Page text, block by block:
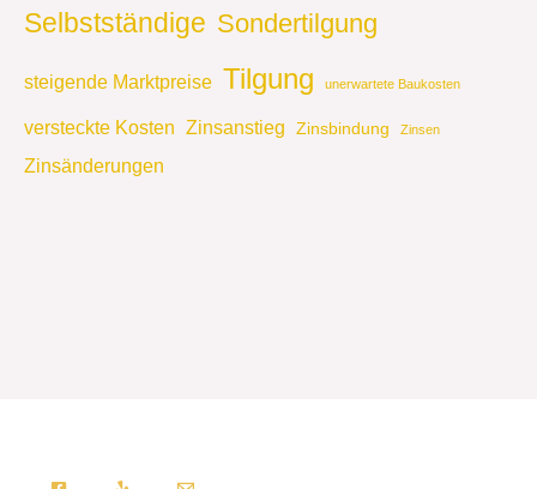
Selbstständige Sondertilgung
steigende Marktpreise Tilgung unerwartete Baukosten
versteckte Kosten Zinsanstieg Zinsbindung Zinsen
Zinsänderungen